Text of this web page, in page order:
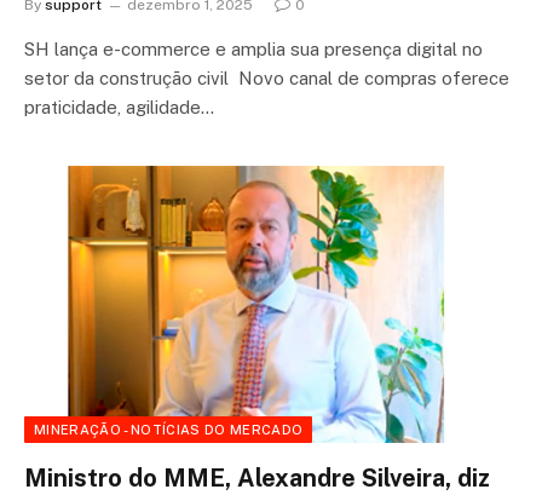
By support dezembro 1, 2025 0
SH lança e-commerce e amplia sua presença digital no
setor da construção civil Novo canal de compras oferece
praticidade, agilidade…
MINERAÇÃO - NOTÍCIAS DO MERCADO
Ministro do MME, Alexandre Silveira, diz